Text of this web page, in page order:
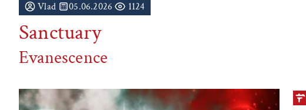
Vlad 05.06.2026 1124
Sanctuary
Evanescence